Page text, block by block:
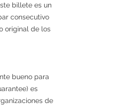
billete es un
consecutivo
original de los
bueno para
es
de